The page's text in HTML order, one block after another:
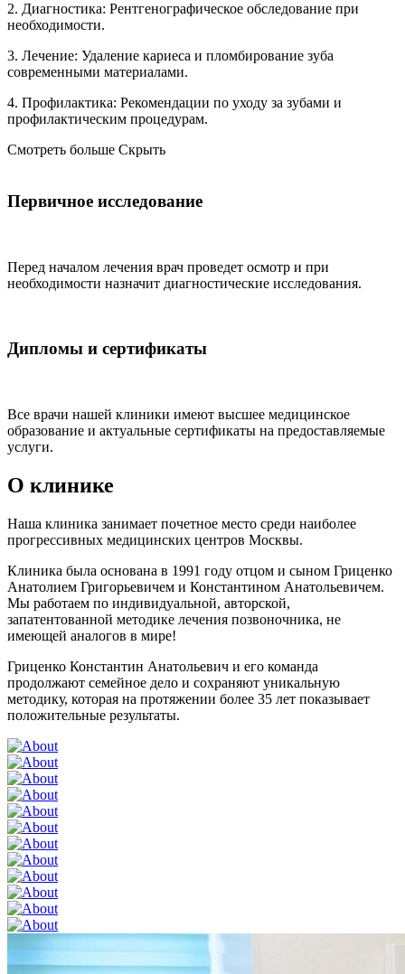
2. Диагностика: Рентгенографическое обследование при
необходимости.
3. Лечение: Удаление кариеса и пломбирование зуба
современными материалами.
4. Профилактика: Рекомендации по уходу за зубами и
профилактическим процедурам.
Смотреть больше Скрыть
Первичное исследование
Перед началом лечения врач проведет осмотр и при
необходимости назначит диагностические исследования.
Дипломы и сертификаты
Все врачи нашей клиники имеют высшее медицинское
образование и актуальные сертификаты на предоставляемые
услуги.
О клинике
Наша клиника занимает почетное место среди наиболее
прогрессивных медицинских центров Москвы.
Клиника была основана в 1991 году отцом и сыном Гриценко
Анатолием Григорьевичем и Константином Анатольевичем.
Мы работаем по индивидуальной, авторской,
запатентованной методике лечения позвоночника, не
имеющей аналогов в мире!
Гриценко Константин Анатольевич и его команда
продолжают семейное дело и сохраняют уникальную
методику, которая на протяжении более 35 лет показывает
положительные результаты.